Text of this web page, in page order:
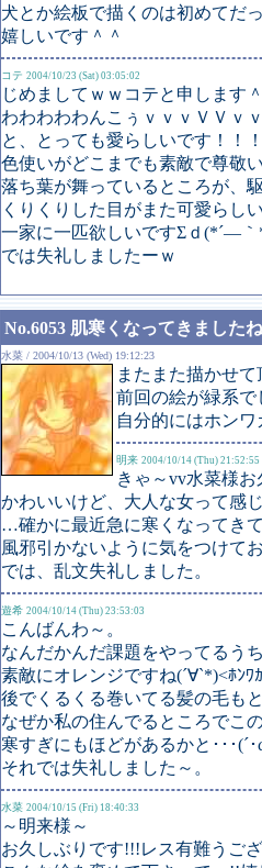
犬とか絵板で描くのは初めてだ
嬉しいです＾＾
コテ 2004/10/23 (Sat) 03:05:02
じめましてｗｗコテと申します
わわわわわんこぅｖｖｖＶＶｖ
と、とっても愛らしいです！！
色使いがどこまでも素敵で尊敬
落ち葉が舞っているところが、
くりくりした目がまた可愛らし
一家に一匹欲しいですΣｄ(*´―
では失礼しましたーｗ
No.6053 肌寒くなってきました
水菜 / 2004/10/13 (Wed) 19:12:23
またまた描かせ
前回の絵が緑系で
自分的にはホンワ
明来 2004/10/14 (Thu) 21:52:55
きゃ～vv水菜様お
かわいいけど、大人な女って感
…確かに最近急に寒くなってきて
風邪引かないように気をつけて
では、乱文失礼しました。
遊希 2004/10/14 (Thu) 23:53:03
こんばんわ～。
なんだかんだ課題をやってるう
素敵にオレンジですね(´∀`*)<ﾎﾝﾜ
後でくるくる巻いてる髪の毛も
なぜか私の住んでるところでこ
寒すぎにもほどがあるかと･･･(´
それでは失礼しました～。
水菜 2004/10/15 (Fri) 18:40:33
～明来様～
お久しぶりです!!!レス有難うござ